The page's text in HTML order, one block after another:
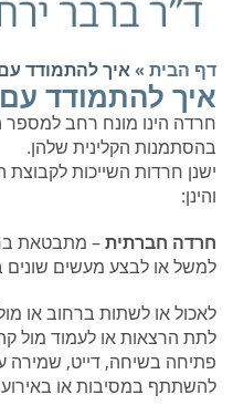
דף הבית »איך להתמודד
איך להתמודד
חרדה הינו מונח רחב למספר
בהסתמנות הקלינית שלהן.
ישנן חרדות השייכות
והינן:
חרדה חברתית– מתבטאת
למשל או לבצע מעשים שונים
לאכול או לשתות ברחוב או
לתת הרצאות או לעמוד מול
פתיחה בשיחה, דייט, שמירה
להשתתף במסיבות או